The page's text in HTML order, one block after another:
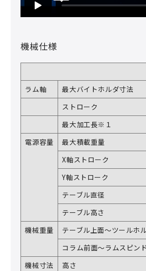
機械仕様
ラム軸 最大バイトホルダ寸法
ストローク
最大加工長※１
電源容量
最大積載重量
X軸ストローク
Y軸ストローク
テーブル直径
テーブル高さ
機械重量
テーブル上面～ツールホ
コラム前面～ラムスピン
機械寸法
高さ